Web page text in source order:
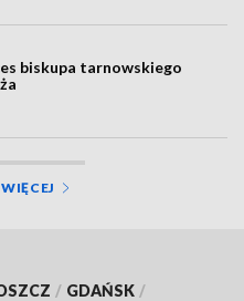
biskupa tarnowskiego
/ GDAŃSK /